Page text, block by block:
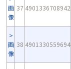
画
像
37 4901336708942
画
像
38 4901330559694